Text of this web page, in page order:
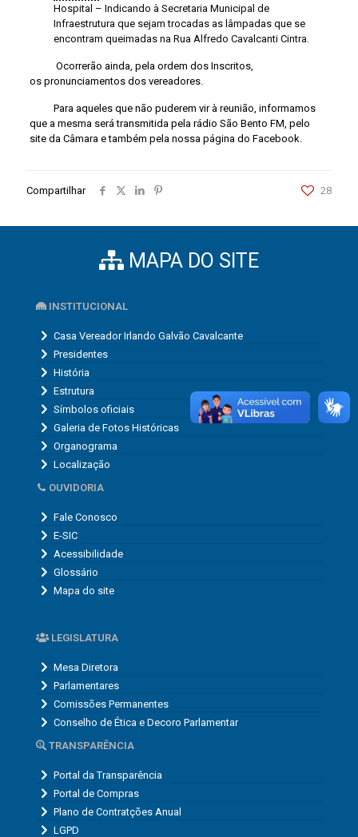
Hospital – Indicando à Secretaria Municipal de
Infraestrutura que sejam trocadas as lâmpadas que se
encontram queimadas na Rua Alfredo Cavalcanti Cintra.
Ocorrerão ainda, pela ordem dos Inscritos,
os pronunciamentos dos vereadores.
Para aqueles que não puderem vir à reunião, informamos
que a mesma será transmitida pela rádio São Bento FM, pelo
site da Câmara e também pela nossa página do Facebook.
Compartilhar 28
MAPA DO SITE
INSTITUCIONAL
Casa Vereador Irlando Galvão Cavalcante
Presidentes
História
Estrutura
Símbolos oficiais
Galeria de Fotos Históricas
Organograma
Localização
OUVIDORIA
Fale Conosco
E-SIC
Acessibilidade
Glossário
Mapa do site
LEGISLATURA
Mesa Diretora
Parlamentares
Comissões Permanentes
Conselho de Ética e Decoro Parlamentar
TRANSPARÊNCIA
Portal da Transparência
Portal de Compras
Plano de Contratções Anual
LGPD